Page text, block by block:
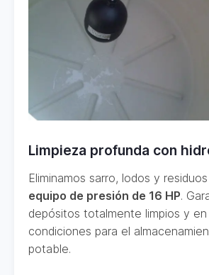
Limpieza profunda con
Eliminamos sarro, lodos y
equipo de presión de 16 HP.
depósitos totalmente limpios y en
condiciones para el
potable.